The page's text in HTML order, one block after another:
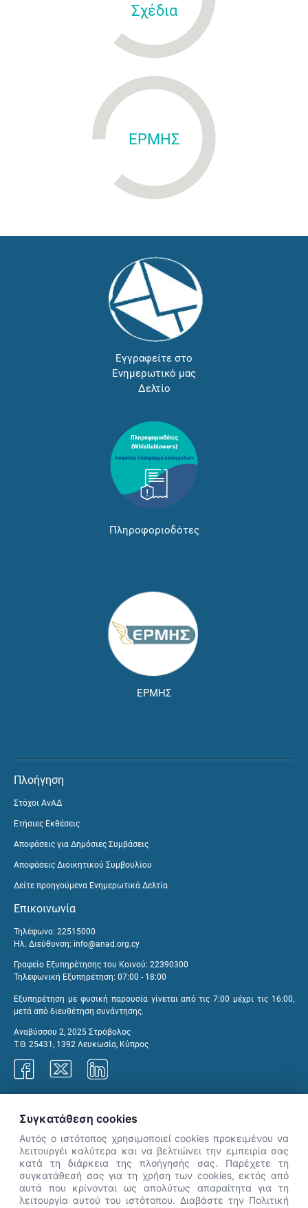
Σχέδια
ΕΡΜΗΣ
Εγγραφείτε στο
Ενημερωτικό μας
Δελτίο
Πληροφοριοδότες
ΕΡΜΗΣ
Πλοήγηση
Στόχοι ΑνΑΔ
Ετήσιες Εκθέσεις
Αποφάσεις για Δημόσιες Συμβάσεις
Αποφάσεις Διοικητικού Συμβουλίου
Δείτε προηγούμενα Ενημερωτικά Δελτία
Επικοινωνία
Τηλέφωνο: 22515000
Ηλ. Διεύθυνση: info@anad.org.cy
Γραφείο Εξυπηρέτησης του Κοινού: 22390300
Τηλεφωνική Εξυπηρέτηση: 07:00 - 18:00
Εξυπηρέτηση με φυσική παρουσία γίνεται από τις 7:00 μέχρι τις 16:00,
μετά από διευθέτηση συνάντησης.
Αναβύσσου 2, 2025 Στρόβολος
Τ.Θ. 25431, 1392 Λευκωσία, Κύπρος
👋 Καλώς ήρθες! Είμαι η Νόησις.
Πες μου πώς μπορώ να σε βοηθήσω
Συγκατάθεση cookies
Αυτός ο ιστότοπος χρησιμοποιεί cookies προκειμένου να
λειτουργέι καλύτερα και να βελτιώνει την εμπειρία σας
κατά τη διάρκεια της πλοήγησής σας. Παρέχετε τη
συγκατάθεσή σας για τη χρήση των cookies, εκτός από
αυτά που κρίνονται ως απολύτως απαραίτητα για τη
λειτουργία αυτού του ιστότοπου. Διαβάστε την Πολιτική